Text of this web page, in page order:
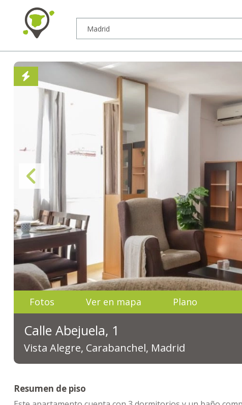
Fotos Ver en mapa Plano
Calle Abejuela, 1
Vista Alegre, Carabanchel, Madrid
Resumen de piso